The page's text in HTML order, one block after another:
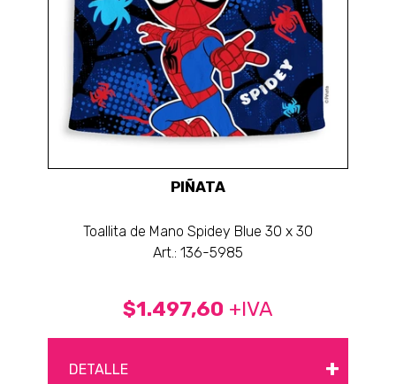
PIÑATA
Toallita de Mano Spidey Blue 30 x 30
Art.: 136-5985
$1.497,60 +IVA
DETALLE +